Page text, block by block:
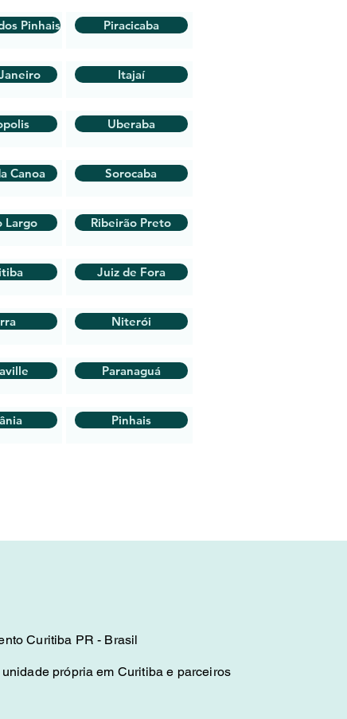
Pinhais
Canoa
Largo
Piracicaba
Itajaí
Uberaba
Sorocaba
Ribeirão Preto
Juiz de Fora
Niterói
Paranaguá
Pinhais
Curitiba PR - Brasil
própria em Curitiba e parceiros